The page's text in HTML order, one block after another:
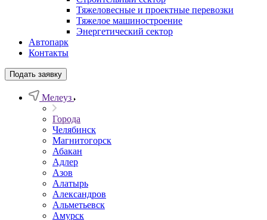
Тяжеловесные и проектные перевозки
Тяжелое машиностроение
Энергетический сектор
Автопарк
Контакты
Подать заявку
Мелеуз
Города
Челябинск
Магнитогорск
Абакан
Адлер
Азов
Алатырь
Александров
Альметьевск
Амурск